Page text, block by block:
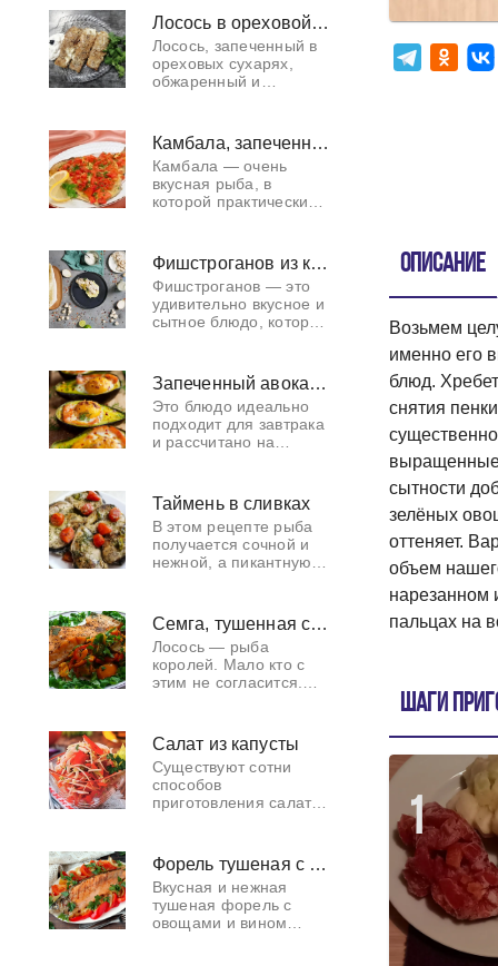
Лосось в ореховой панировке
Лосось, запеченный в
ореховых сухарях,
обжаренный и
сметанным соусом.
Лосось, запеченный в
ореховых сухарях, —
рецеп
Камбала, запеченная с помидорами
Камбала — очень
вкусная рыба, в
которой практически
необычным способом,
то результат
превзойдет все
ожидания.Особенн
Фишстроганов из кефали
Фишстроганов — это
удивительно вкусное и
сытное блюдо, которое
луком и грибами в
сливочно-сметанном
соусе. Ег
Запеченный авокадо, фаршированный красной рыбой и яйцом
Это блюдо идеально
подходит для завтрака
и рассчитано на
всего лишь 30 минут.
Этот лёгкий и быстрый
рецепт не потр
Таймень в сливках
В этом рецепте рыба
получается сочной и
нежной, а пикантную
когда-нибудь
пробовали тайменя?
Таймень в сливочном с
Семга, тушенная с овощами
Лосось — рыба
королей. Мало кто с
этим не согласится.
исполнение стоит
куска суши. Сегодня я
расскажу вам, как
приготовит
Салат из капусты
Существуют сотни
способов
приготовления салата
любимых. Простой
рецепт капустного
салата с капустой и
другими лет
Форель тушеная с овощами
Вкусная и нежная
тушеная форель с
овощами и вином
Описание
Возьмем
именно его
блюд.
снятия
выращенные
сытности
зелёных
оттеняет.
объем
нарезанном
пальцах на
Шаги
1